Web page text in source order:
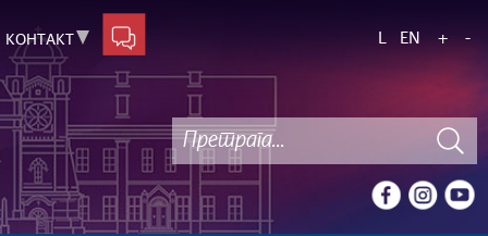
КОНТАКТ L EN + -